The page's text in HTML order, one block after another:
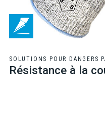
SOLUTIONS POUR DANGERS
Résistance à la